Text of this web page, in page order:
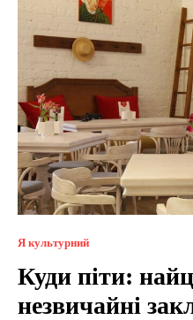
Я культурний
Куди піти:
незвичайні